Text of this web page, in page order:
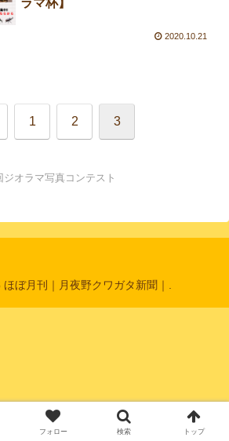
ラマ杯】
2020.10.21
1 2 3
ジオラマ写真コンテスト
ぼ月刊｜月夜野クワガタ新聞｜.
フォロー 検索 トップ